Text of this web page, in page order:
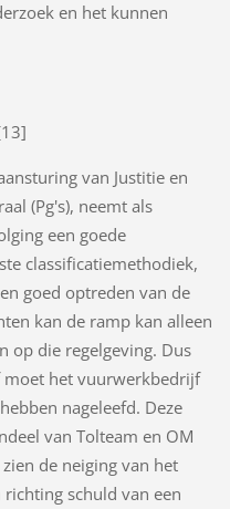
en het kunnen
van Justitie en
(Pg's), neemt als
een goede
classificatiemethodiek,
goed optreden van de
kan de ramp kan alleen
op die regelgeving. Dus
het vuurwerkbedrijf
nageleefd. Deze
van Tolteam en OM
de neiging van het
schuld van een